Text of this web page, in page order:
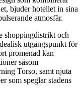
bjuder hotellet in sina
atmosfär.
shoppingdistrikt och
utgångspunkt för
promenad kan
såsom
Torso, samt njuta
som speglar stadens